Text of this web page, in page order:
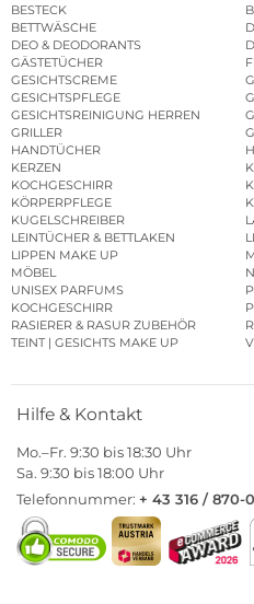
BESTECK
BETTWÄSCHE
DEO & DEODORANTS
GÄSTETÜCHER
GESICHTSCREME
GESICHTSPFLEGE
GESICHTSREINIGUNG HERREN
GRILLER
HANDTÜCHER
KERZEN
KOCHGESCHIRR
KÖRPERPFLEGE
KUGELSCHREIBER
LEINTÜCHER & BETTLAKEN
LIPPEN MAKE UP
MÖBEL
UNISEX PARFUMS
KOCHGESCHIRR
RASIERER & RASUR ZUBEHÖR
TEINT | GESICHTS MAKE UP
Hilfe & Kontakt
Mo.–Fr. 9:30 bis 18:30 Uhr
Sa. 9:30 bis 18:00 Uhr
Telefonnummer: + 43 316 / 870-0